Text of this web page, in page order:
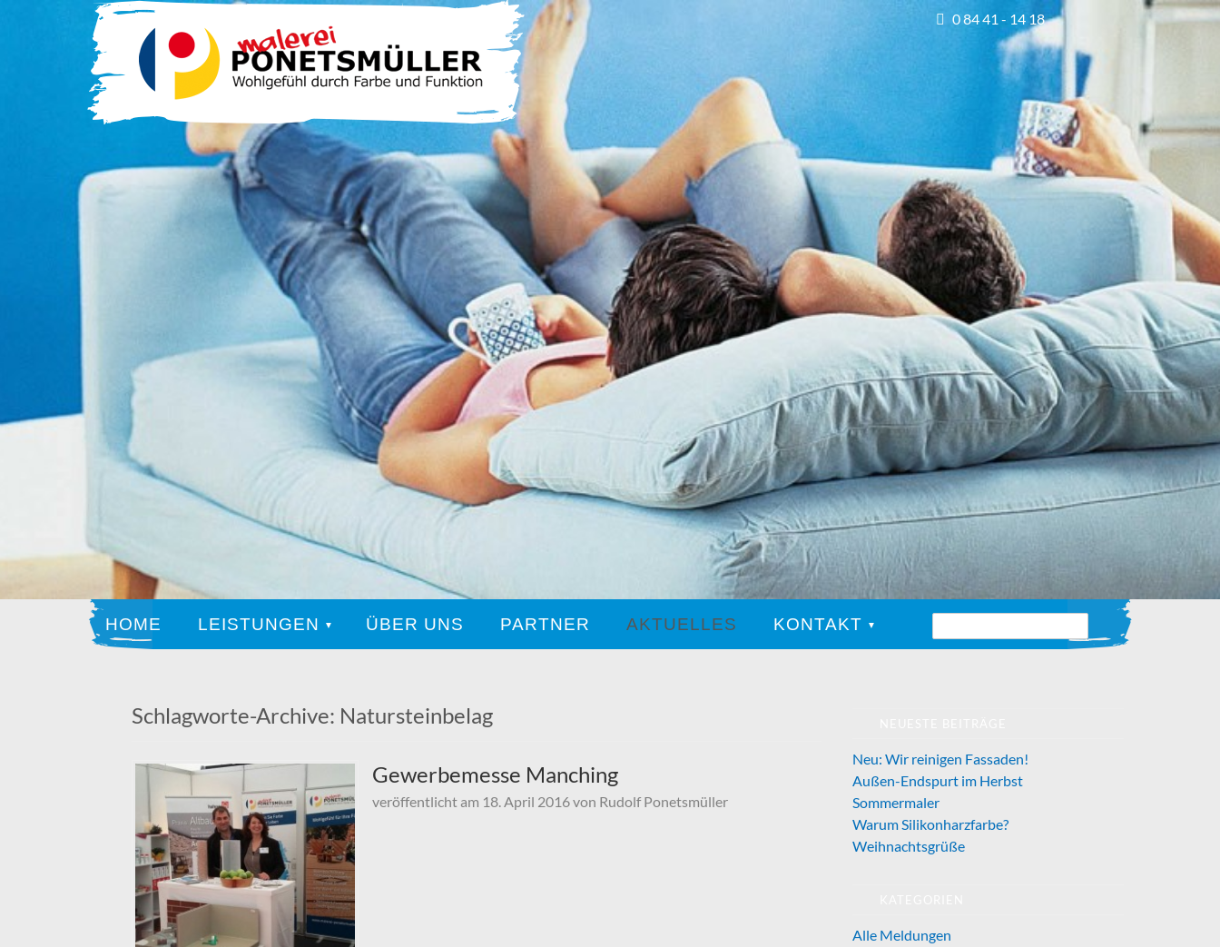
0 84 41 - 14 18
HOME LEISTUNGEN ÜBER UNS PARTNER AKTUELLES KONTAKT
Schlagworte-Archive: Natursteinbelag
Gewerbemesse Manching
veröffentlicht am 18. April 2016von Rudolf Ponetsmüller
Neu: Wir reinigen Fassaden!
Außen-Endspurt im Herbst
Sommermaler
Warum Silikonharzfarbe?
Weihnachtsgrüße
Alle Meldungen